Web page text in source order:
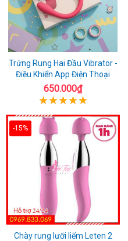
Trứng Rung Hai Đầu Vibrator -
Điều Khiển App Điện Thoại
650.000₫
-15%
Chày rung lưỡi liếm Leten 2